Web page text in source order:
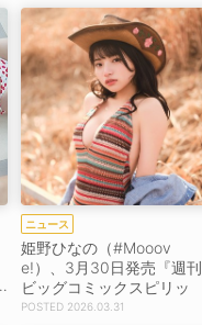
ニュース
姫野ひなの（#Mooov
e!）、3月30日発売『週刊
ビッグコミックスピリッ
ツ』で2度目の表紙！［イ
2026.03.31